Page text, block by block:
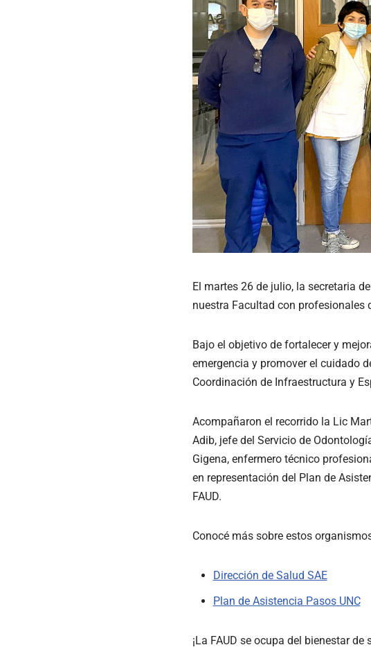
El martes 26 de julio, la secretaria
nuestra Facultad con profesionales
Bajo el objetivo de fortalecer y
emergencia y promover el cuidado
Coordinación de Infraestructura y
Acompañaron el recorrido la Lic
Adib, jefe del Servicio de
Gigena, enfermero técnico
en representación del Plan de
FAUD.
Conocé más sobre estos
Dirección de Salud SAE
Plan de Asistencia Pasos UNC
¡La FAUD se ocupa del bienestar de